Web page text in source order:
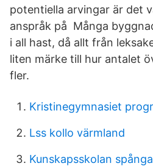
potentiella arvingar är det
anspråk på Många
i all hast, då allt från
liten märke till hur antalet
fler.
Kristinegymnasiet
Lss kollo värmland
Kunskapsskolan